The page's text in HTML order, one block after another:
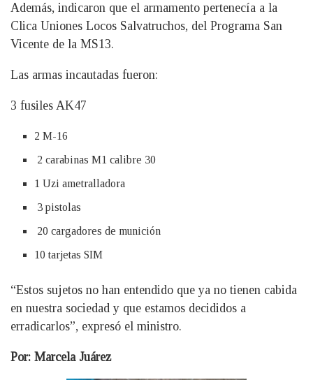
Además, indicaron que el armamento pertenecía a la
Clica Uniones Locos Salvatruchos, del Programa San
Vicente de la MS13.
Las armas incautadas fueron:
3 fusiles AK47
2 M-16
2 carabinas M1 calibre 30
1 Uzi ametralladora
3 pistolas
20 cargadores de munición
10 tarjetas SIM
“Estos sujetos no han entendido que ya no tienen cabida
en nuestra sociedad y que estamos decididos a
erradicarlos”, expresó el ministro.
Por: Marcela Juárez